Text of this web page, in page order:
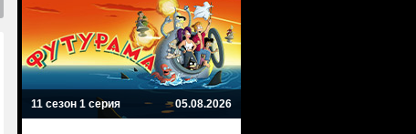
11 сезон 1 серия 05.08.2026